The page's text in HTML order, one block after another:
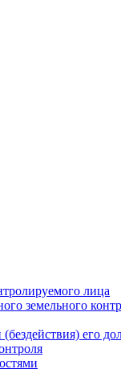
лица
земельного
его